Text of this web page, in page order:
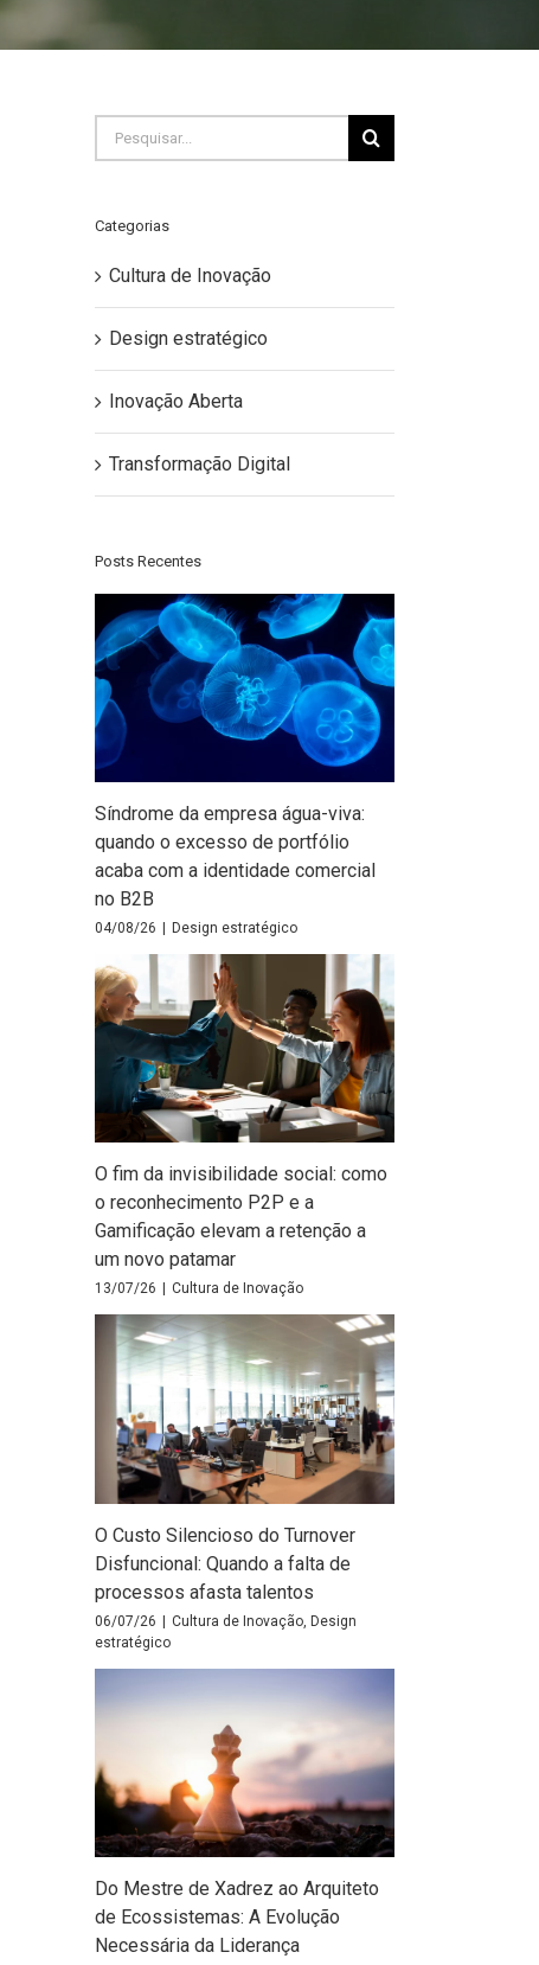
Buscar
Categorias
Cultura de Inovação
Design estratégico
Inovação Aberta
Transformação Digital
Posts Recentes
Síndrome da empresa água-viva:
quando o excesso de portfólio
acaba com a identidade comercial
no B2B
04/08/26 Design estratégico
O fim da invisibilidade social: como
o reconhecimento P2P e a
Gamificação elevam a retenção a
um novo patamar
13/07/26 Cultura de Inovação
O Custo Silencioso do Turnover
Disfuncional: Quando a falta de
processos afasta talentos
06/07/26 | Cultura de Inovação Design
estratégico
Do Mestre de Xadrez ao Arquiteto
de Ecossistemas: A Evolução
Necessária da Liderança